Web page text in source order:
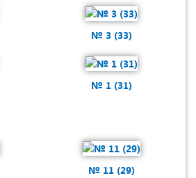
№ 3 (33)
№ 1 (31)
№ 11 (29)